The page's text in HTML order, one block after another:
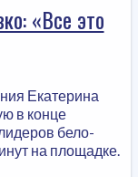
«Все это
Екатерина
в конце
бело-
на площадке.